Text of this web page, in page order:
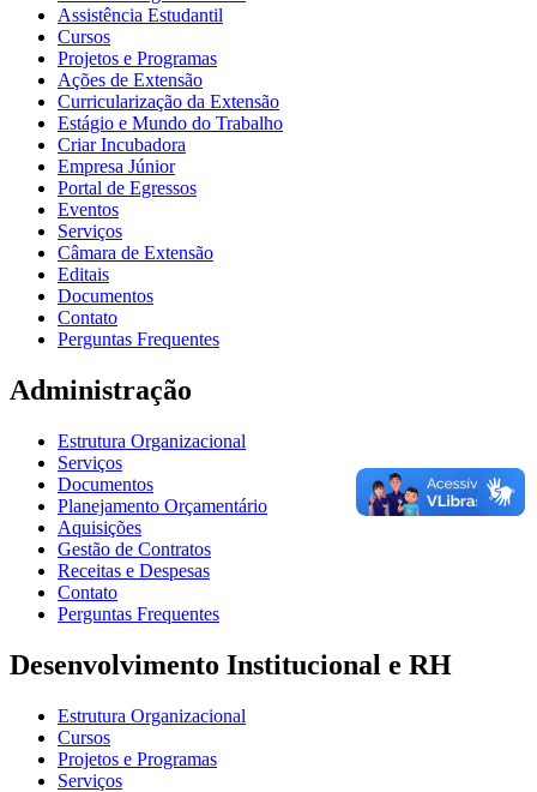
Assistência Estudantil
Cursos
Projetos e Programas
Ações de Extensão
Curricularização da Extensão
Estágio e Mundo do Trabalho
Criar Incubadora
Empresa Júnior
Portal de Egressos
Eventos
Serviços
Câmara de Extensão
Editais
Documentos
Contato
Perguntas Frequentes
Administração
Estrutura Organizacional
Serviços
Documentos
Planejamento Orçamentário
Aquisições
Gestão de Contratos
Receitas e Despesas
Contato
Perguntas Frequentes
Desenvolvimento Institucional e RH
Estrutura Organizacional
Cursos
Projetos e Programas
Serviços